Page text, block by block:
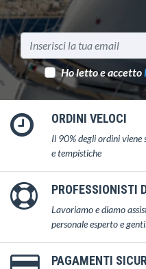
Ho letto e accetto
ORDINI VELOCI
Il 90% degli ordini
e tempistiche
PROFESSIONISTI
Lavoriamo e diamo
personale esperto e
PAGAMENTI